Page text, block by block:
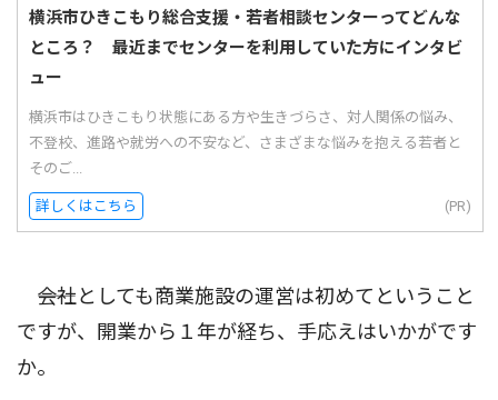
横浜市ひきこもり総合支援・若者相談センターってどんな
ところ？ 最近までセンターを利用していた方にインタビ
ュー
横浜市はひきこもり状態にある方や生きづらさ、対人関係の悩み、
不登校、進路や就労への不安など、さまざまな悩みを抱える若者と
そのご...
詳しくはこちら (PR)
――会社としても商業施設の運営は初めてということ
ですが、開業から１年が経ち、手応えはいかがです
か。